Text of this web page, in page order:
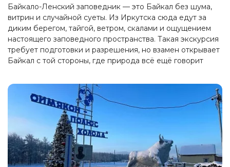
Байкало-Ленский заповедник — это Байкал без шума,
витрин и случайной суеты. Из Иркутска сюда едут за
диким берегом, тайгой, ветром, скалами и ощущением
настоящего заповедного пространства. Такая экскурсия
требует подготовки и разрешения, но взамен открывает
Байкал с той стороны, где природа всё ещё говорит